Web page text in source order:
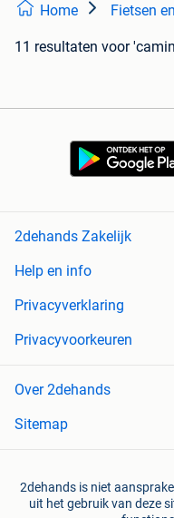
Home Fietsen
11 resultaten voor
2dehands Zakelijk
Help en info
Privacyverklaring
Privacyvoorkeuren
Over 2dehands
Sitemap
2dehands is niet
uit het gebruik van deze